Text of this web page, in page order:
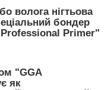
волога нігтьова
бондер
Professional Primer"
"GGA
як